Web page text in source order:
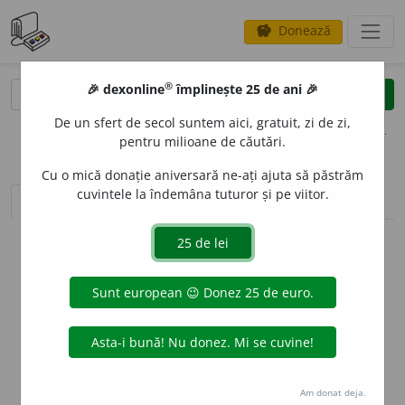
savings Donează
clear
opțiuni
sinteza definițiilor (1) definiții (5) declinări
info
Aceste definiții sunt compilate de
echipa dexonline. Definițiile
originale se află pe filadefiniții.
preferințe
🎉 dexonline® împlinește 25 de ani 🎉
De un sfert de secol suntem aici, gratuit, zi de zi,
pentru milioane de căutări.
Cu o mică donație aniversară ne-ați ajuta să păstrăm
cuvintele la îndemâna tuturor și pe viitor.
Am donat deja.